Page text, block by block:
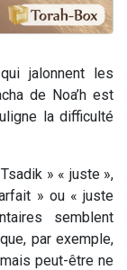
jalonnent les
de Noa’h est
la difficulté
» « juste »,
» ou « juste
semblent
par exemple,
peut-être ne